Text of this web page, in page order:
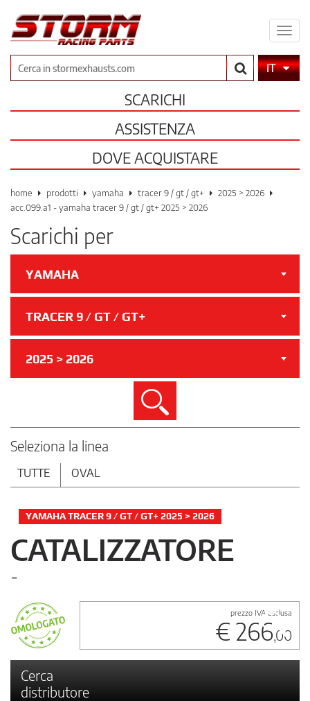
il
CercaIT
SCARICHI
ASSISTENZA
DOVE ACQUISTARE
home prodotti yamaha tracer 9 / gt / gt+
2025 > 2026
acc.099.a1 - yamaha tracer 9 / gt / gt+ 2025 > 2026
Scarichi per
YAMAHA
TRACER 9 / GT / GT+
2025 > 2026
Cerca
Seleziona la linea
TUTTE OVAL
YAMAHA TRACER 9 / GT / GT+ 2025 > 2026
CATALIZZATORE
-
prezzo IVA esclusa
€ 266,00
Cerca
distributore